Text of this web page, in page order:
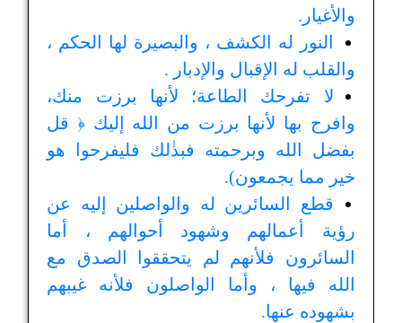
والأغيار.
النور له الكشف ، والبصيرة لها الحكم ،
والقلب له الإقبال والإدبار .
لا تفرحك الطاعة؛ لأنها برزت منك،
وافرح بها لأنها برزت من الله إليك ﴿ قل
بفضل الله وبرحمته فبذٰلك فليفرحوا هو
خير مما يجمعون).
قطع السائرين له والواصلين إليه عن
رؤية أعمالهم وشهود أحوالهم ، أما
السائرون فلأنهم لم يتحققوا الصدق مع
الله فيها ، وأما الواصلون فلأنه غيبهم
بشهوده عنها.